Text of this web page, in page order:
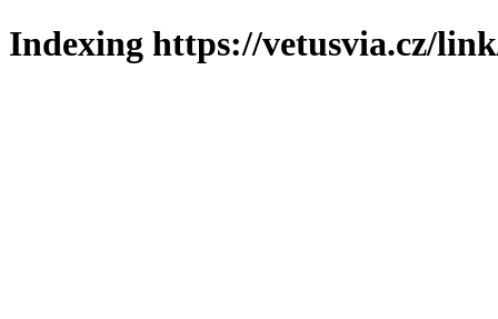
Indexing https://vetusvia.cz/